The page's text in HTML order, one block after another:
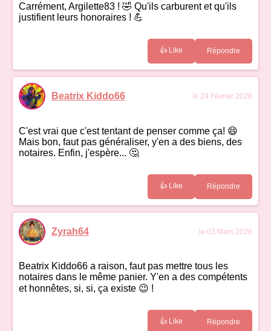
Carrément, Argilette83 ! 🤣 Qu'ils carburent et qu'ils
justifient leurs honoraires ! 💪
👍 Like Répondre
Beatrix Kiddo66 le 24 Février 2026
C'est vrai que c'est tentant de penser comme ça! 😄
Mais bon, faut pas généraliser, y'en a des biens, des
notaires. Enfin, j'espère... 🤔
👍 Like Répondre
Zyrah64 le 03 Mars 2026
Beatrix Kiddo66 a raison, faut pas mettre tous les
notaires dans le même panier. Y'en a des compétents
et honnêtes, si, si, ça existe 😉 !
👍 Like Répondre